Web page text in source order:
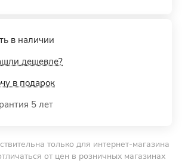
в наличии
дешевле?
в подарок
5 лет
только для интернет-магазина
от цен в розничных магазинах